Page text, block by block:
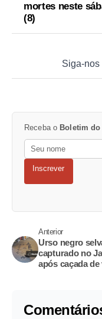
mortes neste
(8)
Siga-nos
Receba o Boletim do
Inscrever
Anterior
Urso negro
capturado no
após caçada